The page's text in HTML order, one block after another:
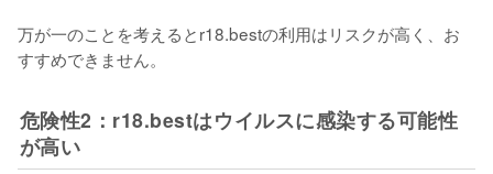
万が一のことを考えるとr18.bestの利用はリスクが高く、お
すすめできません。
危険性2：r18.bestはウイルスに感染する可能性
が高い